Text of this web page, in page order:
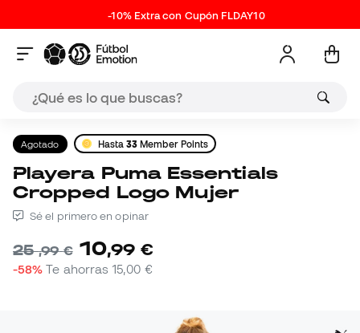
-10% Extra con Cupón FLDAY10
Agotado Hasta33 Member Points
Playera Puma Essentials
Cropped Logo Mujer
Sé el primero en opinar
25,99 € 10,99 €
-58% Te ahorras15,00 €